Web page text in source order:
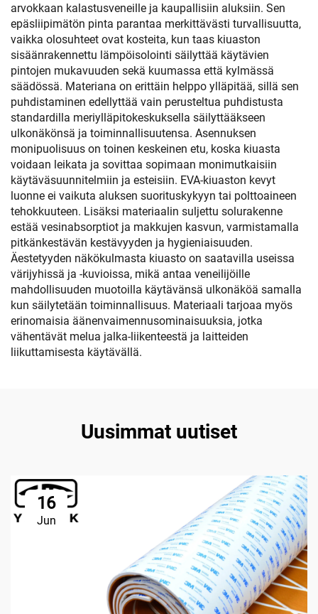
arvokkaan kalastusveneille ja kaupallisiin aluksiin. Sen
epäsliipimätön pinta parantaa merkittävästi turvallisuutta,
vaikka olosuhteet ovat kosteita, kun taas kiuaston
sisäänrakennettu lämpöisolointi säilyttää käytävien
pintojen mukavuuden sekä kuumassa että kylmässä
säädössä. Materiana on erittäin helppo ylläpitää, sillä sen
puhdistaminen edellyttää vain perusteltua puhdistusta
standardilla meriylläpitokeskuksella säilyttääkseen
ulkonäkönsä ja toiminnallisuutensa. Asennuksen
monipuolisuus on toinen keskeinen etu, koska kiuasta
voidaan leikata ja sovittaa sopimaan monimutkaisiin
käytäväsuunnitelmiin ja esteisiin. EVA-kiuaston kevyt
luonne ei vaikuta aluksen suorituskykyyn tai polttoaineen
tehokkuuteen. Lisäksi materiaalin suljettu solurakenne
estää vesinabsorptiot ja makkujen kasvun, varmistamalla
pitkänkestävän kestävyyden ja hygieniaisuuden.
Äestetyyden näkökulmasta kiuasto on saatavilla useissa
värijyhissä ja -kuvioissa, mikä antaa veneilijöille
mahdollisuuden muotoilla käytävänsä ulkonäköä samalla
kun säilytetään toiminnallisuus. Materiaali tarjoaa myös
erinomaisia äänenvaimennusominaisuuksia, jotka
vähentävät melua jalka-liikenteestä ja laitteiden
liikuttamisesta käytävällä.
Uusimmat uutiset
16
Jun